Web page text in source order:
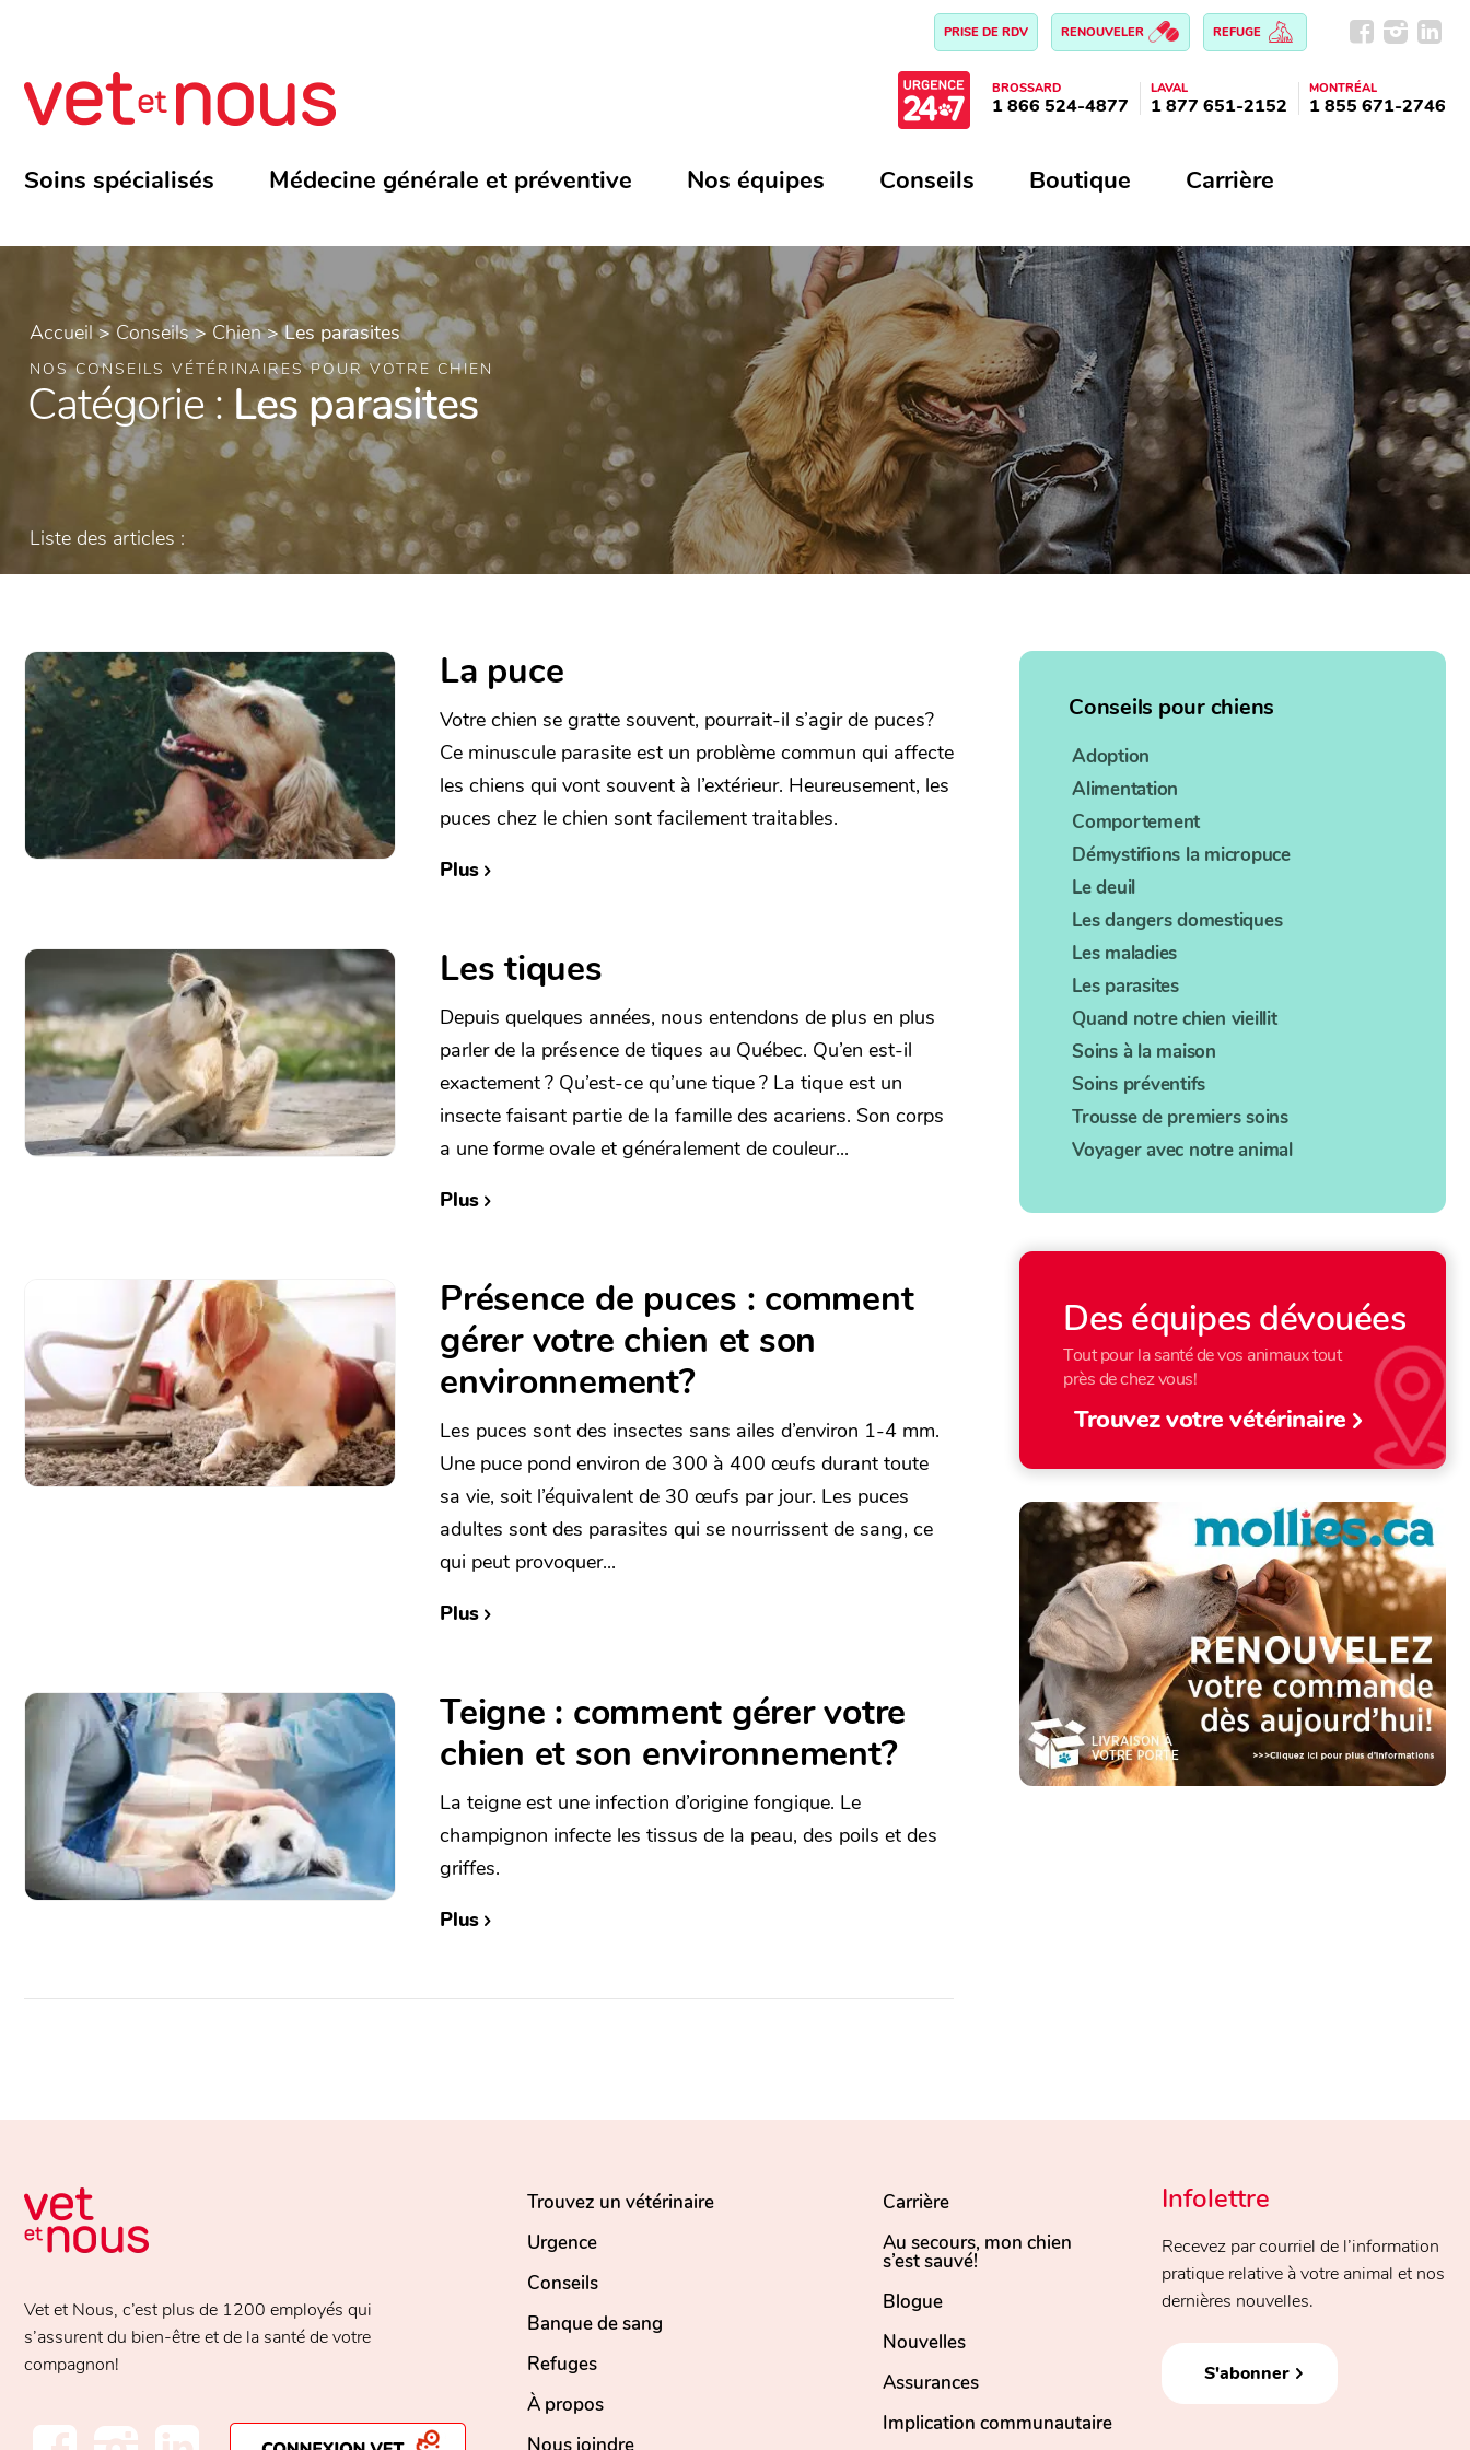
PRISE DE RDV RENOUVELER REFUGE
BROSSARD
1 866 524-4877
LAVAL
1 877 651-2152
MONTRÉAL
1 855 671-2746
Soins spécialisés Médecine générale et préventive Nos équipes Conseils Boutique Carrière
Accueil>Conseils> Chien>Les parasites
NOS CONSEILS VÉTÉRINAIRES POUR VOTRE CHIEN
Catégorie : Les parasites
Liste des articles :
La puce
Votre chien se gratte souvent, pourrait-il s’agir de puces?
Ce minuscule parasite est un problème commun qui affecte
les chiens qui vont souvent à l’extérieur. Heureusement, les
puces chez le chien sont facilement traitables.
Plus
Les tiques
Depuis quelques années, nous entendons de plus en plus
parler de la présence de tiques au Québec. Qu’en est-il
exactement ? Qu’est-ce qu’une tique ? La tique est un
insecte faisant partie de la famille des acariens. Son corps
a une forme ovale et généralement de couleur...
Plus
Présence de puces : comment
gérer votre chien et son
environnement?
Les puces sont des insectes sans ailes d’environ 1-4 mm.
Une puce pond environ de 300 à 400 œufs durant toute
sa vie, soit l’équivalent de 30 œufs par jour. Les puces
adultes sont des parasites qui se nourrissent de sang, ce
qui peut provoquer...
Plus
Teigne : comment gérer votre
chien et son environnement?
La teigne est une infection d’origine fongique. Le
champignon infecte les tissus de la peau, des poils et des
griffes.
Plus
Conseils pour chiens
Adoption
Alimentation
Comportement
Démystifions la micropuce
Le deuil
Les dangers domestiques
Les maladies
Les parasites
Quand notre chien vieillit
Soins à la maison
Soins préventifs
Trousse de premiers soins
Voyager avec notre animal
Des équipes dévouées
Tout pour la santé de vos animaux tout
près de chez vous!
Trouvez votre vétérinaire
Vet et Nous, c’est plus de 1200 employés qui
s’assurent du bien-être et de la santé de votre
compagnon!
Trouvez un vétérinaire
Urgence
Conseils
Banque de sang
Refuges
À propos
Carrière
Au secours, mon chien
s’est sauvé!
Blogue
Nouvelles
Assurances
Implication communautaire
Infolettre
Recevez par courriel de l’information
pratique relative à votre animal et nos
dernières nouvelles.
S'abonner